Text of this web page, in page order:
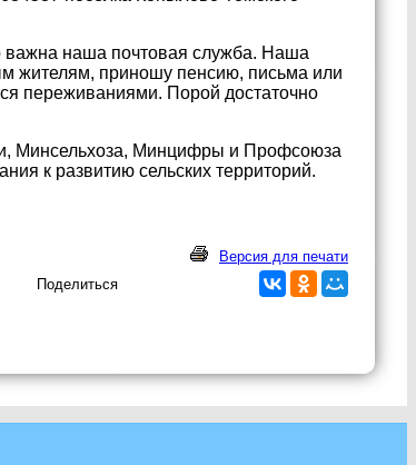
важна наша почтовая служба. Наша
жителям, приношу пенсию, письма или
переживаниями. Порой достаточно
Минсельхоза, Минцифры и Профсоюза
к развитию сельских территорий.
Версия для печати
Поделиться